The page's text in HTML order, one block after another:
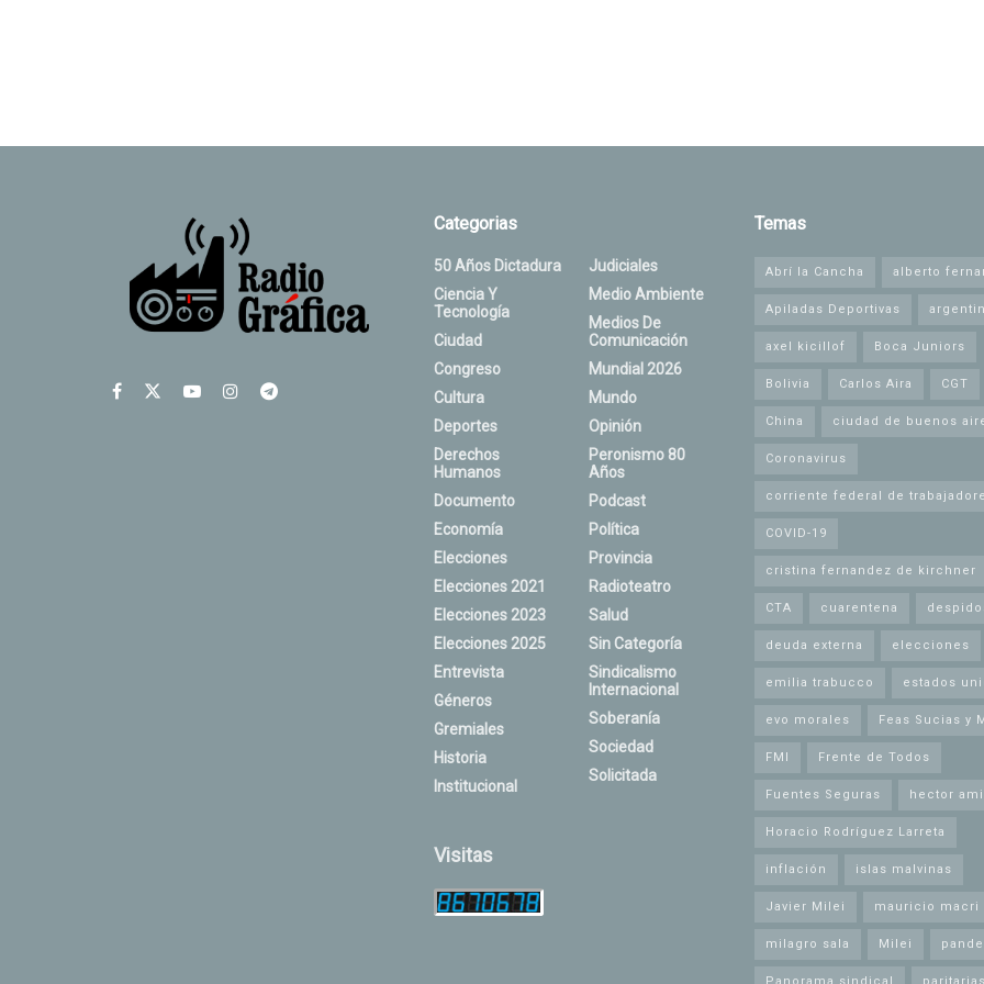
Categorias
50 Años Dictadura
Ciencia Y
Tecnología
Ciudad
Congreso
Cultura
Deportes
Derechos
Humanos
Documento
Economía
Elecciones
Elecciones 2021
Elecciones 2023
Elecciones 2025
Entrevista
Géneros
Gremiales
Historia
Institucional
Judiciales
Medio Ambiente
Medios De
Comunicación
Mundial 2026
Mundo
Opinión
Peronismo 80
Años
Podcast
Política
Provincia
Radioteatro
Salud
Sin Categoría
Sindicalismo
Internacional
Soberanía
Sociedad
Solicitada
Visitas
Temas
Abrí la Cancha alberto
Apiladas Deportivas
axel kicillof Boca Juniors
Bolivia Carlos Aira CGT
China ciudad de buenos
Coronavirus
corriente federal de
COVID-19
cristina fernandez de kirchner
CTA cuarentena
deuda externa elecciones
emilia trabucco estados
evo morales Feas Sucias y
FMI Frente de Todos
Fuentes Seguras hector
Horacio Rodríguez Larreta
inflación islas malvinas
Javier Milei mauricio macri
milagro sala Milei
Panorama sindical paritarias